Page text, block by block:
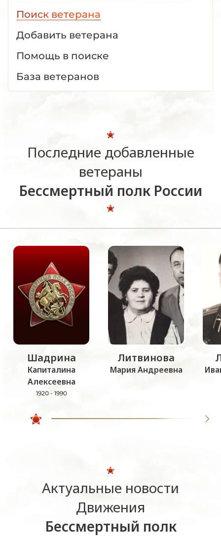
Поиск ветерана
Добавить ветерана
Помощь в поиске
База ветеранов
Последние добавленные
ветераны
Бессмертный полк России
Шадрина
Капиталина
Алексеевна
1920 - 1990
Литвинова
Мария Андреевна
Актуальные новости
Движения
Бессмертный полк